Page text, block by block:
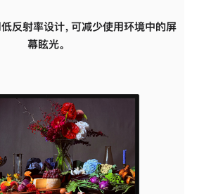
反射率设计，可减少使用环境中的屏
幕眩光。